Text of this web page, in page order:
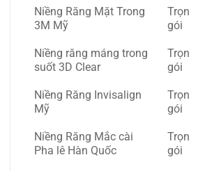
Niềng Răng Mặt Trong
3M Mỹ
Trọn
gói
Niềng răng máng trong
suốt 3D Clear
Trọn
gói
Niềng Răng Invisalign
Mỹ
Trọn
gói
Niềng Răng Mắc cài
Pha lê Hàn Quốc
Trọn
gói